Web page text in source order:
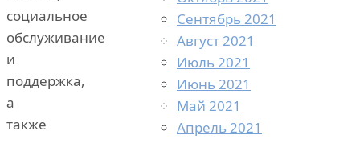
социальное
обслуживание
и
поддержка,
а
также
Сентябрь 2021
Август 2021
Июль 2021
Июнь 2021
Май 2021
Апрель 2021